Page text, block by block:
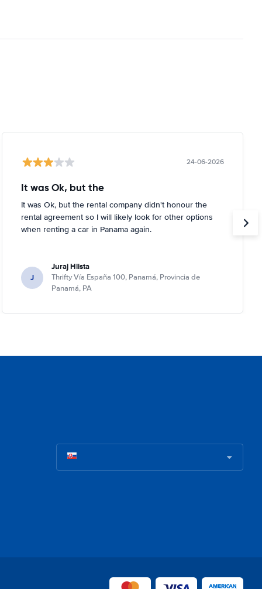
24-06-2026
It was Ok, but the
It was Ok, but the rental company didn't honour the
rental agreement so I will likely look for other options
when renting a car in Panama again.
J
Juraj Hlista
Thrifty Vía España 100, Panamá, Provincia de
Panamá, PA